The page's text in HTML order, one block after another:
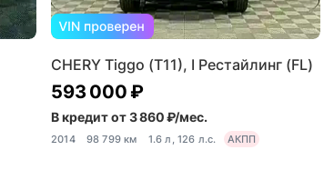
CHERY Tiggo (T11), I Рестайлинг (FL)
593 000 ₽
В кредит от 3 860 ₽/мес.
2014 98 799 км 1.6 л, 126 л.с. АКПП